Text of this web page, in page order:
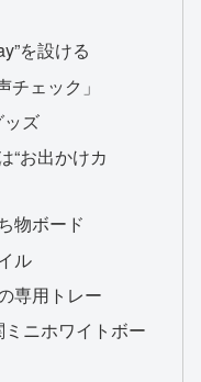
を設ける
ェック」
ズ
“お出かけカ
物ボード
ル
専用トレー
ニホワイトボー